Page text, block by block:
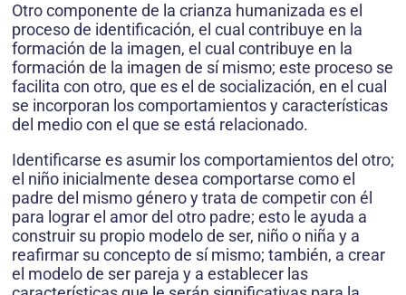
Otro componente de la crianza humanizada es el
proceso de identificación, el cual contribuye en la
formación de la imagen, el cual contribuye en la
formación de la imagen de sí mismo; este proceso se
facilita con otro, que es el de socialización, en el cual
se incorporan los comportamientos y características
del medio con el que se está relacionado.
Identificarse es asumir los comportamientos del otro;
el niño inicialmente desea comportarse como el
padre del mismo género y trata de competir con él
para lograr el amor del otro padre; esto le ayuda a
construir su propio modelo de ser, niño o niña y a
reafirmar su concepto de sí mismo; también, a crear
el modelo de ser pareja y a establecer las